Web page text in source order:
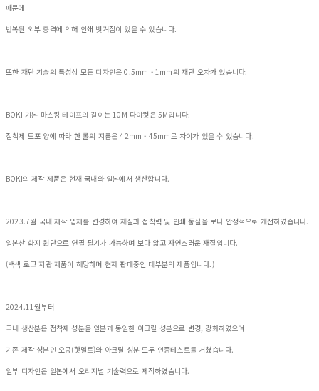
때문에
반복된 외부 충격에 의해 인쇄 벗겨짐이 있을 수 있습니다.
또한 재단 기술의 특성상 모든 디자인은 0.5mm - 1mm의 재단 오차가 있습니다.
BOKI 기본 마스킹 테이프의 길이는 10M 다이컷은 5M입니다.
접착제 도포 양에 따라 한 롤의 지름은 42mm - 45mm로 차이가 있을 수 있습니다.
BOKI의 제작 제품은 현재 국내와 일본에서 생산합니다.
2023.7월 국내 제작 업체를 변경하여 재질과 접착력 및 인쇄 품질을 보다 안정적으로 개선하였습니다.
일본산 화지 원단으로 연필 필기가 가능하며 보다 얇고 자연스러운 재질입니다.
(백색 로고 지관 제품이 해당하며 현재 판매중인 대부분의 제품입니다.)
2024.11월부터
국내 생산분은 접착제 성분을 일본과 동일한 아크릴 성분으로 변경, 강화하였으며
기존 제작 성분인 오공(핫멜트)와 아크릴 성분 모두 인증테스트를 거쳤습니다.
일부 디자인은 일본에서 오리지널 기술력으로 제작하였습니다.